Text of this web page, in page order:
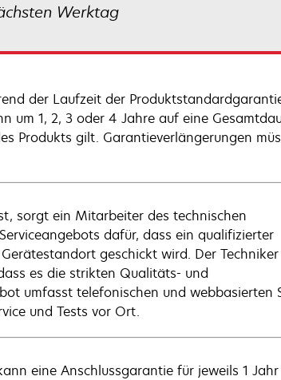
Werktag
der Laufzeit der
um 1, 2, 3 oder 4 Jahre auf eine
Produkts gilt. Garantieverlängerungen
sorgt ein Mitarbeiter des technischen
dafür, dass ein qualifizierter
geschickt wird. Der Techniker
es die strikten Qualitäts- und
umfasst telefonischen und webbasierten
und Tests vor Ort.
eine Anschlussgarantie für jeweils 1 Jahr